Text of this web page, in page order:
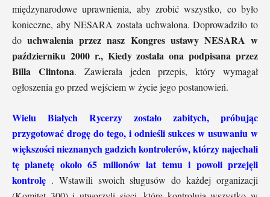
międzynarodowe uprawnienia, aby zrobić wszystko, co było
konieczne, aby NESARA została uchwalona. Doprowadziło to
douchwalenia przez nasz Kongres ustawy NESARA w
październiku 2000 r., Kiedy została ona podpisana przez
Billa Clintona. Zawierała jeden przepis, który wymagał
ogłoszenia go przed wejściem w życie jego postanowień.
Wielu Białych Rycerzy zostało zabitych, próbując
przygotować drogę do tego, i odnieśli sukces w usuwaniu w
większości nieznanych gadzich kontrolerów, którzy najechali
tę planetę około 65 milionów lat temu i powoli przejęli
kontrolę . Wstawili swoich sługusów do każdej organizacji